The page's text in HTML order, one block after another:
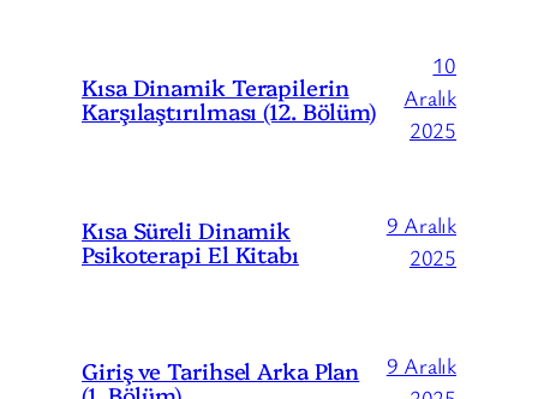
Kısa Dinamik Terapilerin
Karşılaştırılması (12. Bölüm)
10
Aralık
2025
Kısa Süreli Dinamik
Psikoterapi El Kitabı
9 Aralık
2025
Giriş ve Tarihsel Arka Plan
9 Aralık